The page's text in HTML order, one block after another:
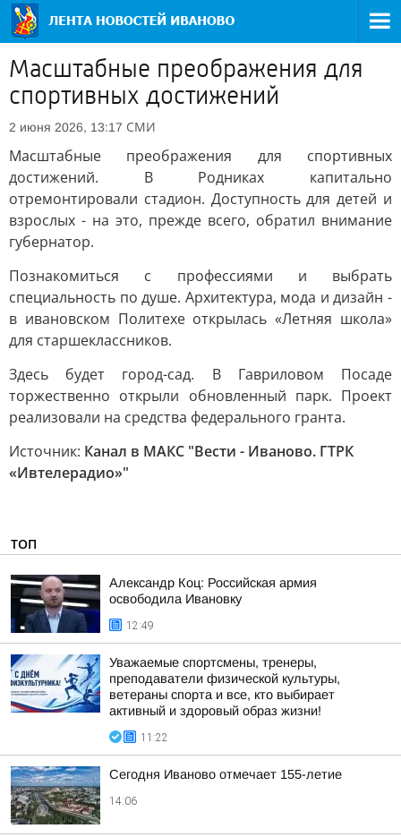
Масштабные преображения для
спортивных достижений
2 июня 2026, 13:17 СМИ
Масштабные преображения для спортивных
достижений. В Родниках капитально
отремонтировали стадион. Доступность для детей и
взрослых - на это, прежде всего, обратил внимание
губернатор.
Познакомиться с профессиями и выбрать
специальность по душе. Архитектура, мода и дизайн -
в ивановском Политехе открылась «Летняя школа»
для старшеклассников.
Здесь будет город-сад. В Гавриловом Посаде
торжественно открыли обновленный парк. Проект
реализовали на средства федерального гранта.
Источник: Канал в МАКС "Вести - Иваново. ГТРК
«Ивтелерадио»"
ТОП
Александр Коц: Российская армия
освободила Ивановку
12:49
Уважаемые спортсмены, тренеры,
преподаватели физической культуры,
ветераны спорта и все, кто выбирает
активный и здоровый образ жизни!
11:22
Сегодня Иваново отмечает 155-летие
14:06